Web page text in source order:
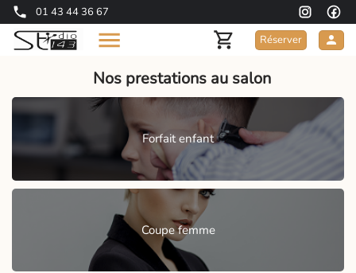
01 43 44 36 67
Réserver
Nos prestations au salon
Forfait enfant
Coupe femme